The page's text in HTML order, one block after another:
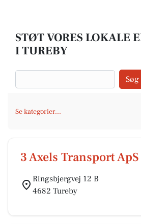
STØT VORES LOKALE
I TUREBY
Søg
Se kategorier...
3 Axels Transport ApS
Ringsbjergvej 12 B
4682 Tureby